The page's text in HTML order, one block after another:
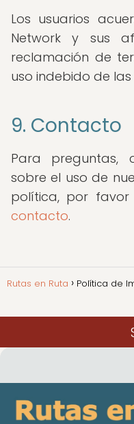
Los usuarios
Network y sus
reclamación de
uso indebido de
9. Contacto
Para preguntas,
sobre el uso de
política, por
contacto.
Rutas en Ruta Política de